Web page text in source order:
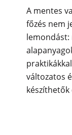
A mentes
főzés nem
lemondást:
változatos